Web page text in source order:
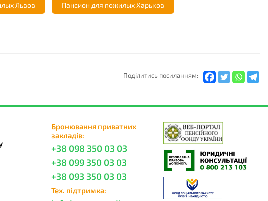
Львов Пансион для пожилых Харьков
Подiлитись посиланням:
Бронювання приватних
закладів:
+38 098 350 03 03
+38 099 350 03 03
+38 093 350 03 03
Тех. підтримка: